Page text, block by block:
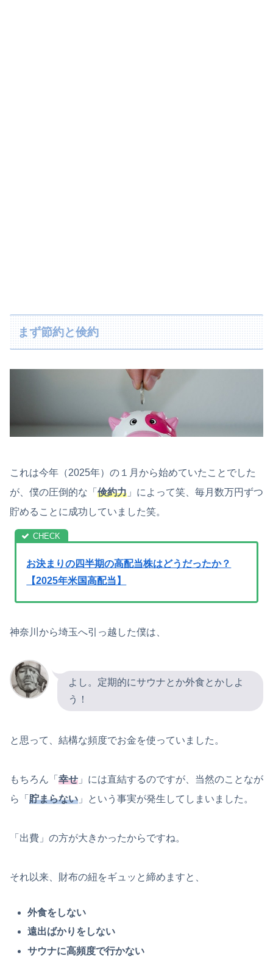
まず節約と倹約
これは今年（2025年）の１月から始めていたことでした
が、僕の圧倒的な「 倹約力 」によって笑、毎月数万円ずつ
貯めることに成功していました笑。
お決まりの四半期の高配当株はどうだったか？
【2025年米国高配当】
神奈川から埼玉へ引っ越した僕は、
よし。定期的にサウナとか外食とかしよ
う！
と思って、結構な頻度でお金を使っていました。
もちろん「 幸せ 」には直結するのですが、当然のことなが
ら「 貯まらない 」という事実が発生してしまいました。
「出費」の方が大きかったからですね。
それ以来、財布の紐をギュッと締めますと、
外食をしない
遠出ばかりをしない
サウナに高頻度で行かない